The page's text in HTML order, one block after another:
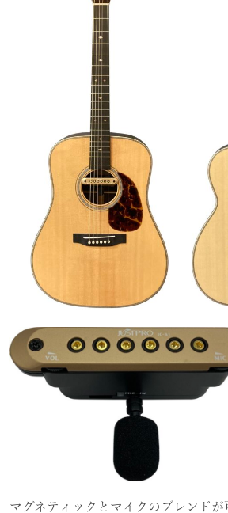
マグネティックとマイクのブレンド